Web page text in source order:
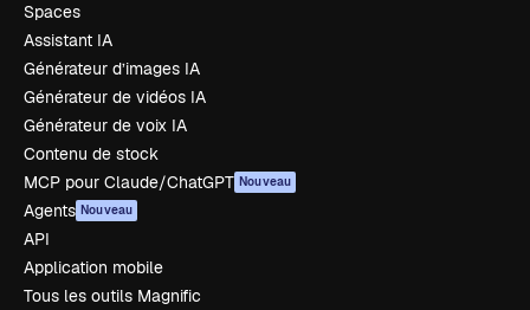
Spaces
Assistant IA
Générateur d’images IA
Générateur de vidéos IA
Générateur de voix IA
Contenu de stock
MCP pour Claude/ChatGPT Nouveau
Agents Nouveau
API
Application mobile
Tous les outils Magnific